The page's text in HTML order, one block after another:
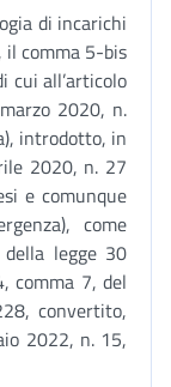
di incarichi
il comma 5-bis
cui all’articolo
2020, n.
introdotto, in
2020, n. 27
e comunque
come
legge 30
comma 7, del
convertito,
2022, n. 15,